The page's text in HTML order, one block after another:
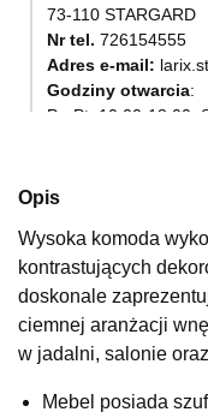
73-110 STARGARD
Nr tel. 726154555
Adres e-mail:
Godziny otwarcia
Pn-Pt: 10:00-18:00,
SALON
Salon meblowy
Opis
Wysoka komoda
kontrastujących
doskonale
ciemnej aranżacji
w jadalni, salonie
Mebel posiada